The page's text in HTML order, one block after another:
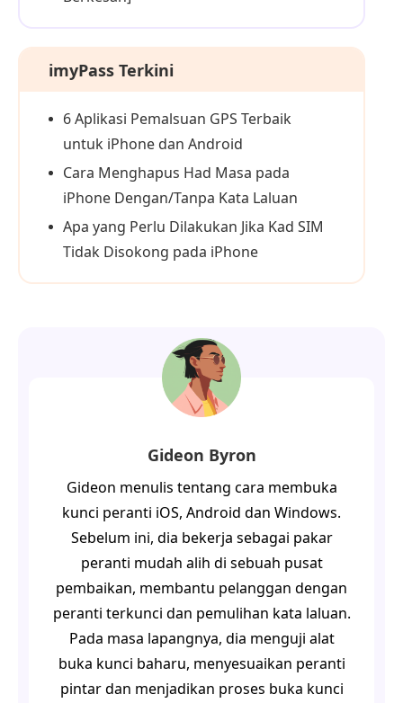
imyPass Terkini
6 Aplikasi Pemalsuan GPS Terbaik
untuk iPhone dan Android
Cara Menghapus Had Masa pada
iPhone Dengan/Tanpa Kata Laluan
Apa yang Perlu Dilakukan Jika Kad SIM
Tidak Disokong pada iPhone
Gideon Byron
Gideon menulis tentang cara membuka
kunci peranti iOS, Android dan Windows.
Sebelum ini, dia bekerja sebagai pakar
peranti mudah alih di sebuah pusat
pembaikan, membantu pelanggan dengan
peranti terkunci dan pemulihan kata laluan.
Pada masa lapangnya, dia menguji alat
buka kunci baharu, menyesuaikan peranti
pintar dan menjadikan proses buka kunci